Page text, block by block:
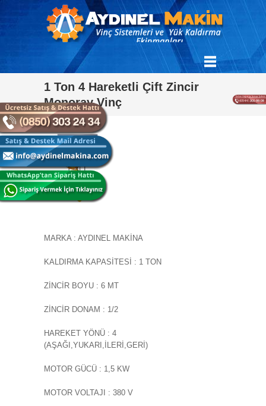
1 Ton 4 Hareketli Çift Zincir
Monoray Vinç
MARKA : AYDINEL MAKİNA
KALDIRMA KAPASİTESİ : 1 TON
ZİNCİR BOYU : 6 MT
ZİNCİR DONAM : 1/2
HAREKET YÖNÜ : 4
(AŞAĞI,YUKARI,İLERİ,GERİ)
MOTOR GÜCÜ : 1,5 KW
MOTOR VOLTAJI : 380 V